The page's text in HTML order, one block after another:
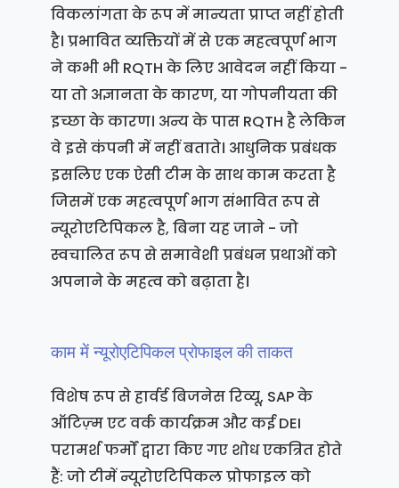
विकलांगता के रूप में मान्यता प्राप्त नहीं होती
है। प्रभावित व्यक्तियों में से एक महत्वपूर्ण भाग
ने कभी भी RQTH के लिए आवेदन नहीं किया -
या तो अज्ञानता के कारण, या गोपनीयता की
इच्छा के कारण। अन्य के पास RQTH है लेकिन
वे इसे कंपनी में नहीं बताते। आधुनिक प्रबंधक
इसलिए एक ऐसी टीम के साथ काम करता है
जिसमें एक महत्वपूर्ण भाग संभावित रूप से
न्यूरोएटिपिकल है, बिना यह जाने - जो
स्वचालित रूप से समावेशी प्रबंधन प्रथाओं को
अपनाने के महत्व को बढ़ाता है।
काम में न्यूरोएटिपिकल प्रोफाइल की ताकत
विशेष रूप से हार्वर्ड बिजनेस रिव्यू, SAP के
ऑटिज़्म एट वर्क कार्यक्रम और कई DEI
परामर्श फर्मों द्वारा किए गए शोध एकत्रित होते
हैं: जो टीमें न्यूरोएटिपिकल प्रोफाइल को